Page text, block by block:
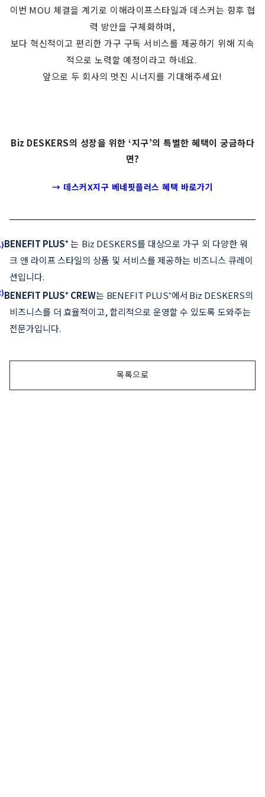
이번 MOU 체결을 계기로 이해라이프스타일과 데스커는 향후 협
력 방안을 구체화하며,
보다 혁신적이고 편리한 가구 구독 서비스를 제공하기 위해 지속
적으로 노력할 예정이라고 하네요.
앞으로 두 회사의 멋진 시너지를 기대해주세요!
Biz DESKERS의 성장을 위한 ‘지구’의 특별한 혜택이 궁금하다
면?
→ 데스커X지구 베네핏플러스 혜택 바로가기
BENEFIT PLUS⁺ 는 Biz DESKERS를 대상으로 가구 외 다양한 워
크 앤 라이프 스타일의 상품 및 서비스를 제공하는 비즈니스 큐레이
션입니다.
BENEFIT PLUS⁺ CREW는 BENEFIT PLUS⁺에서 Biz DESKERS의
비즈니스를 더 효율적이고, 합리적으로 운영할 수 있도록 도와주는
전문가입니다.
목록으로